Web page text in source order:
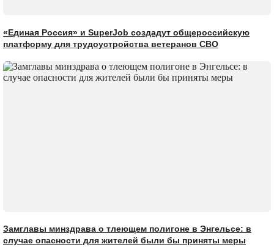
«Единая Россия» и SuperJob создадут общероссийскую
платформу для трудоустройства ветеранов СВО
Замглавы минздрава о тлеющем полигоне в Энгельсе: в
случае опасности для жителей были бы приняты меры